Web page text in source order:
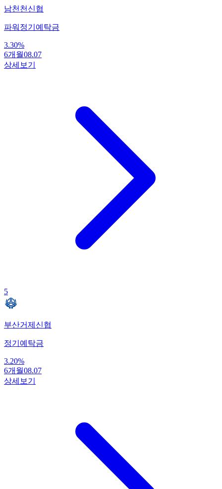
남천천신협
파워정기예탁금
3.30%
6개월08.07
상세보기
5
부산거제신협
정기예탁금
3.20%
6개월08.07
상세보기